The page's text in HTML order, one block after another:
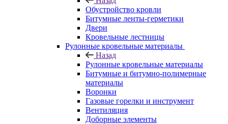
Обустройство кровли
Битумные ленты-герметики
Двери
Кровельные лестницы
Рулонные кровельные материалы
Назад
Рулонные кровельные материалы
Битумные и битумно-полимерные
материалы
Воронки
Газовые горелки и инструмент
Вентиляция
Доборные элементы